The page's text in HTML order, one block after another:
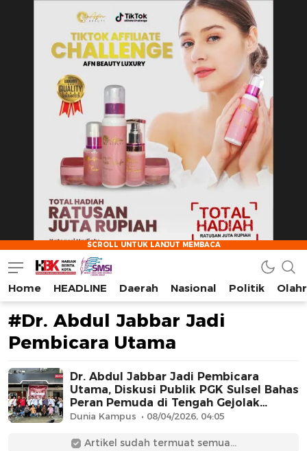
HarianBeritaKota
Mengabarkan Setiap Detil, Sudut, dan Cerita Kota
Home HEADLINE Daerah Nasional Politik
#Dr. Abdul Jabbar Jadi
Pembicara Utama
Dr. Abdul Jabbar Jadi Pembicara
Utama, Diskusi Publik PGK Sulsel Bahas
Peran Pemuda di Tengah Gejolak
Global
Dunia Kampus 08/04/2026, 04:05
Artikel sudah termuat semua...